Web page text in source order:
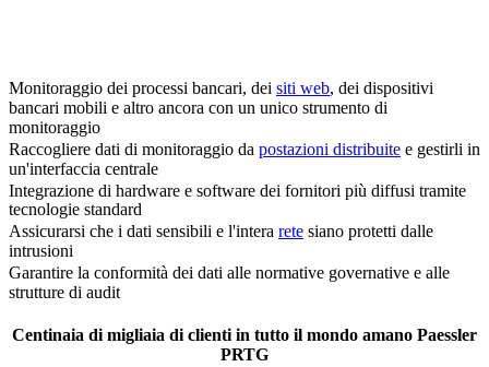
Monitoraggio dei processi bancari, dei siti web, dei dispositivi
bancari mobili e altro ancora con un unico strumento di
monitoraggio
Raccogliere dati di monitoraggio da postazioni distribuite e gestirli in
un'interfaccia centrale
Integrazione di hardware e software dei fornitori più diffusi tramite
tecnologie standard
Assicurarsi che i dati sensibili e l'intera rete siano protetti dalle
intrusioni
Garantire la conformità dei dati alle normative governative e alle
strutture di audit
Centinaia di migliaia di clienti in tutto il mondo amano Paessler
PRTG